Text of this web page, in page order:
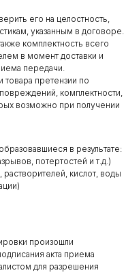
его на целостность,
указанным в договоре.
комплектность всего
в момент доставки и
передачи.
товара претензии по
комплектности,
возможно при получении
в результате:
потертостей и т.д.)
кислот, воды
произошли
акта приема
для разрешения